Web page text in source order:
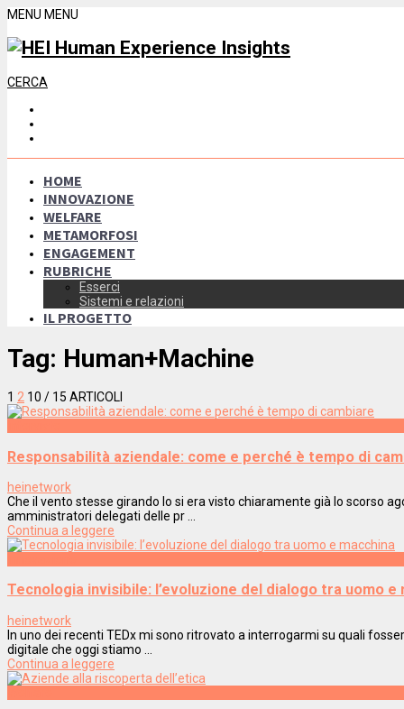
MENU MENU
CERCA
HOME
INNOVAZIONE
WELFARE
METAMORFOSI
ENGAGEMENT
RUBRICHE
Esserci
Sistemi e relazioni
IL PROGETTO
Tag: Human+Machine
1 2 10 / 15 ARTICOLI
Responsabilità aziendale: come e perché è tempo di
heinetwork
Che il vento stesse girando lo si era visto chiaramente già lo scorso
amministratori delegati delle pr ...
Continua a leggere
Tecnologia invisibile: l’evoluzione del dialogo tra uomo e
heinetwork
In uno dei recenti TEDx mi sono ritrovato a interrogarmi su quali
digitale che oggi stiamo ...
Continua a leggere